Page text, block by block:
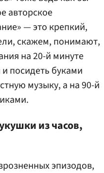
авторское
— это крепкий,
скажем, понимают,
на 20-й минуте
посидеть буками
музыку, а на 90-й
из часов,
эпизодов,